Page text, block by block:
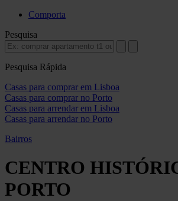
Comporta
Pesquisa
Pesquisa Rápida
Casas para comprar em Lisboa
Casas para comprar no Porto
Casas para arrendar em Lisboa
Casas para arrendar no Porto
Bairros
CENTRO
PORTO